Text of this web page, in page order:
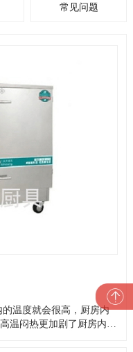
常见问题
温度就会很高，厨房内
温闷热更加剧了厨房内的